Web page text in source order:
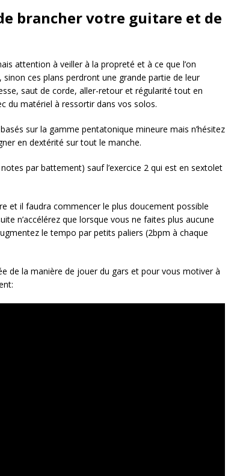
brancher votre guitare et de
attention à veiller à la propreté et à ce que l’on
ces plans perdront une grande partie de leur
saut de corde, aller-retour et régularité tout en
du matériel à ressortir dans vos solos.
sur la gamme pentatonique mineure mais n’hésitez
en dextérité sur tout le manche.
par battement) sauf l’exercice 2 qui est en sextolet
et il faudra commencer le plus doucement possible
n’accélérez que lorsque vous ne faites plus aucune
le tempo par petits paliers (2bpm à chaque
de la manière de jouer du gars et pour vous motiver à